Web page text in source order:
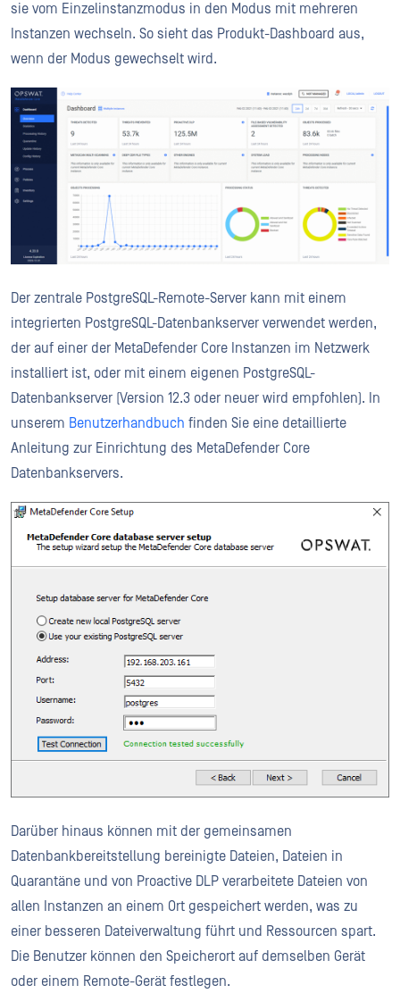
sie vom Einzelinstanzmodus in den Modus mit mehreren
Instanzen wechseln. So sieht das Produkt-Dashboard aus,
wenn der Modus gewechselt wird.
Der zentrale PostgreSQL-Remote-Server kann mit einem
integrierten PostgreSQL-Datenbankserver verwendet werden,
der auf einer der MetaDefender Core Instanzen im Netzwerk
installiert ist, oder mit einem eigenen PostgreSQL-
Datenbankserver (Version 12.3 oder neuer wird empfohlen). In
unserem Benutzerhandbuch finden Sie eine detaillierte
Anleitung zur Einrichtung des MetaDefender Core
Datenbankservers.
Darüber hinaus können mit der gemeinsamen
Datenbankbereitstellung bereinigte Dateien, Dateien in
Quarantäne und von Proactive DLP verarbeitete Dateien von
allen Instanzen an einem Ort gespeichert werden, was zu
einer besseren Dateiverwaltung führt und Ressourcen spart.
Die Benutzer können den Speicherort auf demselben Gerät
oder einem Remote-Gerät festlegen.